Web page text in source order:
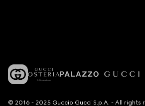
© 2016 - 2025 Guccio Gucci S.p.A. - All rights